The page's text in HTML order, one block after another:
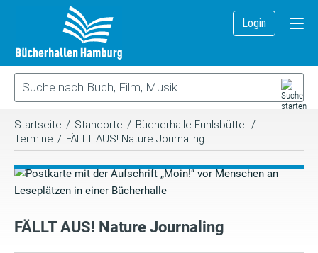
Login
Startseite / Standorte / Bücherhalle Fuhlsbüttel /
Termine / FÄLLT AUS! Nature Journaling
FÄLLT AUS! Nature Journaling